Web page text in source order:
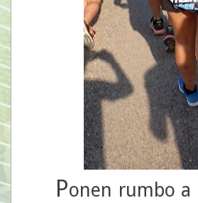
Ponen rumbo a